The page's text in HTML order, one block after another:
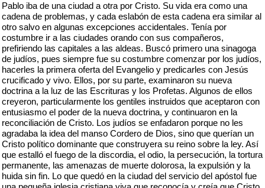
Pablo iba de una ciudad a otra por Cristo. Su vida era como una
cadena de problemas, y cada eslabón de esta cadena era similar al
otro salvo en algunas excepciones accidentales. Tenía por
costumbre ir a las ciudades orando con sus compañeros,
prefiriendo las capitales a las aldeas. Buscó primero una sinagoga
de judíos, pues siempre fue su costumbre comenzar por los judíos,
hacerles la primera oferta del Evangelio y predicarles con Jesús
crucificado y vivo. Ellos, por su parte, examinaron su nueva
doctrina a la luz de las Escrituras y los Profetas. Algunos de ellos
creyeron, particularmente los gentiles instruidos que aceptaron con
entusiasmo el poder de la nueva doctrina, y continuaron en la
reconciliación de Cristo. Los judíos se enfadaron porque no les
agradaba la idea del manso Cordero de Dios, sino que querían un
Cristo político dominante que construyera su reino sobre la ley. Así
que estalló el fuego de la discordia, el odio, la persecución, la tortura
permanente, las amenazas de muerte dolorosa, la expulsión y la
huida sin fin. Lo que quedó en la ciudad del servicio del apóstol fue